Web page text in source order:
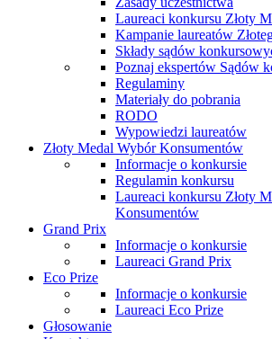
Laureaci konkursu Złoty
Kampanie laureatów
Składy sądów
Poznaj ekspertów Sądów
Regulaminy
Materiały do pobrania
RODO
Wypowiedzi laureatów
Złoty Medal Wybór Konsumentów
Informacje o konkursie
Regulamin konkursu
Laureaci konkursu Złoty
Konsumentów
Grand Prix
Informacje o konkursie
Laureaci Grand Prix
Eco Prize
Informacje o konkursie
Laureaci Eco Prize
Głosowanie